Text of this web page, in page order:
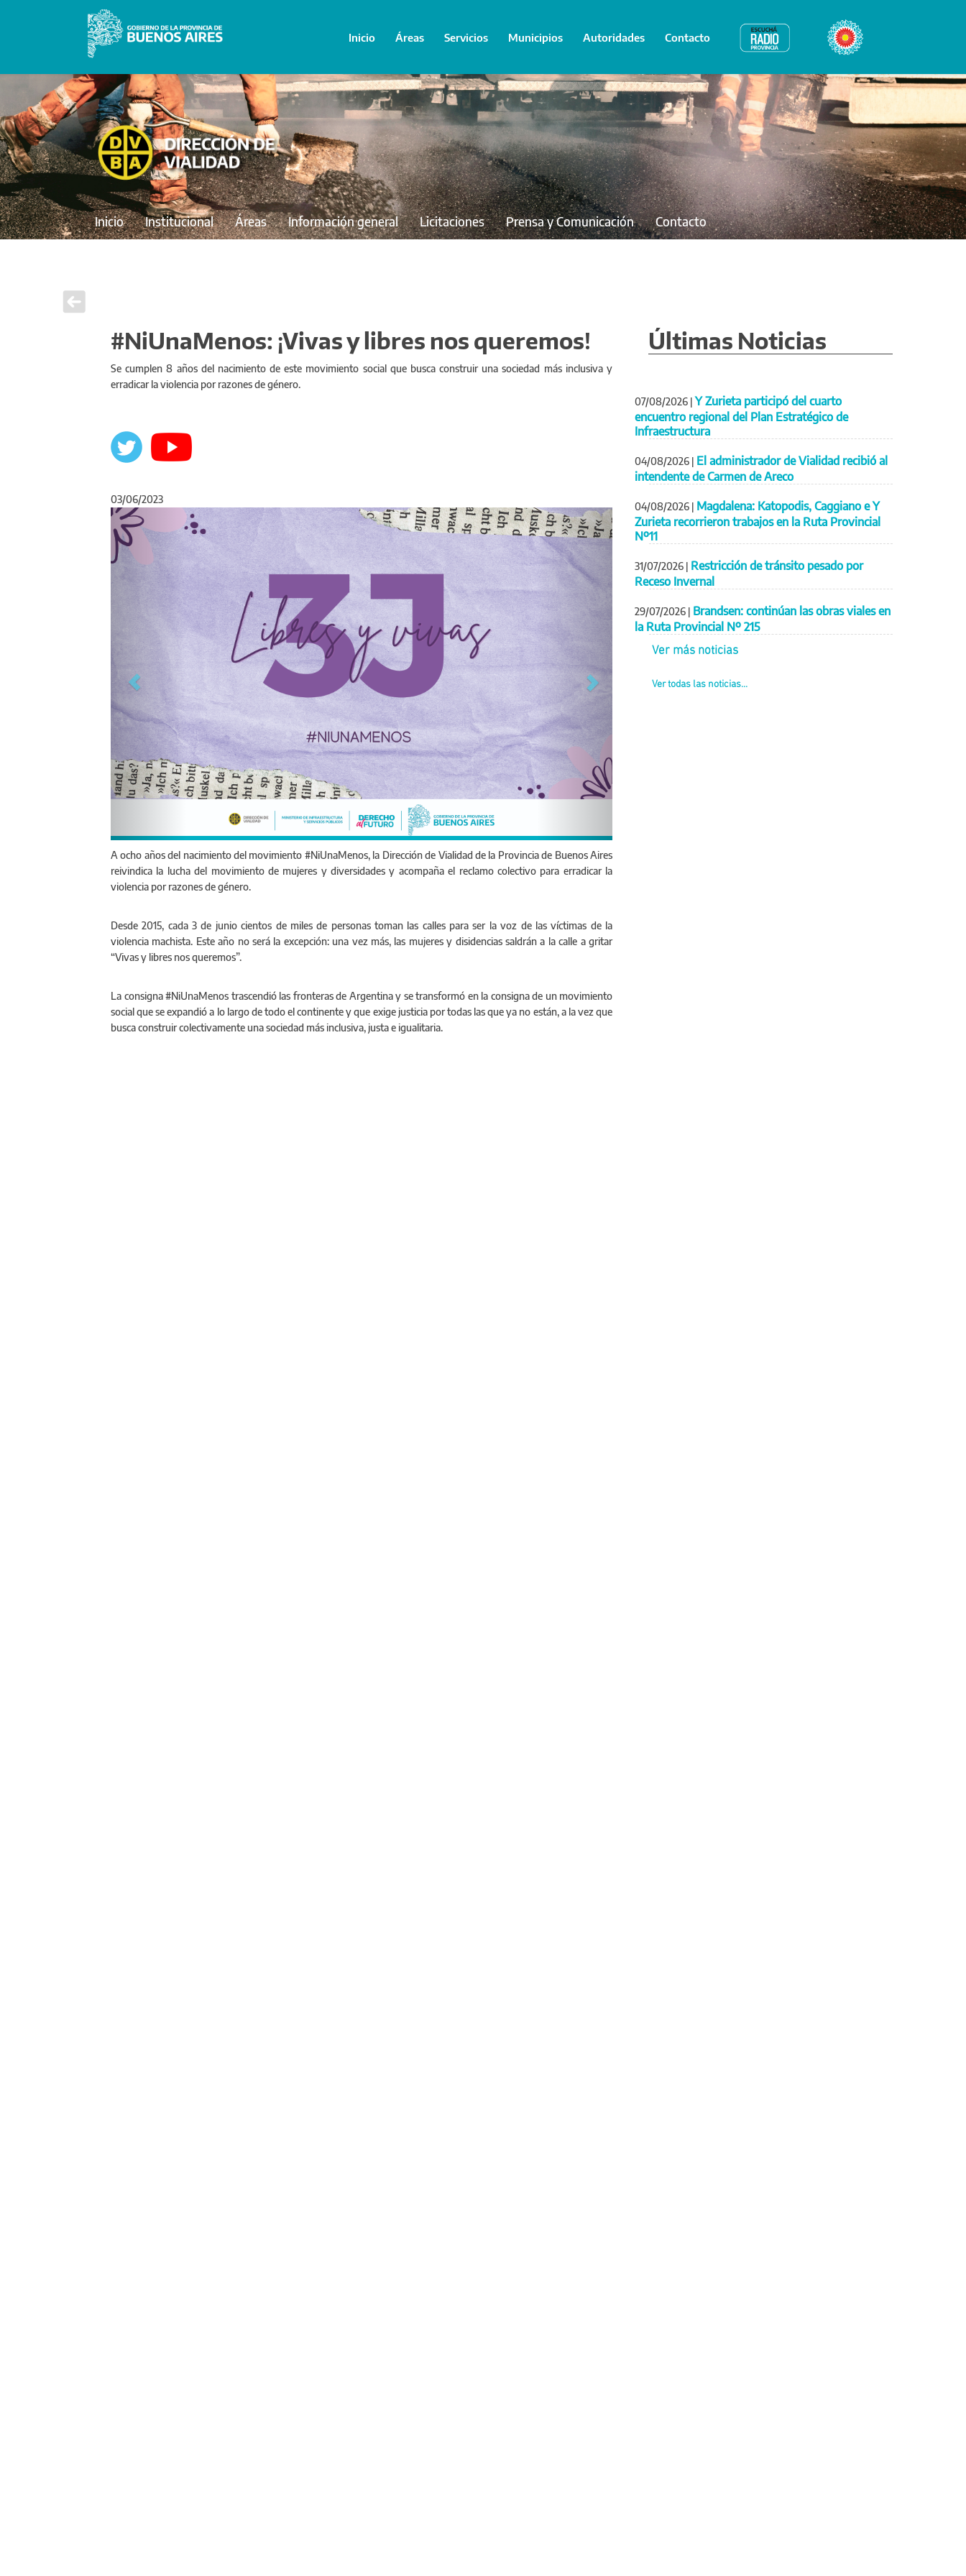
Inicio Áreas Servicios Municipios Autoridades Contacto Radio Provincia Bicentenario
Inicio Institucional Áreas Información general Licitaciones Prensa y Comunicación Contacto
#NiUnaMenos: ¡Vivas y libres nos queremos!
Se cumplen 8 años del nacimiento de este movimiento social que busca construir una sociedad más inclusiva y
erradicar la violencia por razones de género.
03/06/2023
Anterior Siguiente
A ocho años del nacimiento del movimiento #NiUnaMenos, la Dirección de Vialidad de la Provincia de Buenos Aires
reivindica la lucha del movimiento de mujeres y diversidades y acompaña el reclamo colectivo para erradicar la
violencia por razones de género.
Desde 2015, cada 3 de junio cientos de miles de personas toman las calles para ser la voz de las víctimas de la
violencia machista. Este año no será la excepción: una vez más, las mujeres y disidencias saldrán a la calle a gritar
“Vivas y libres nos queremos”.
La consigna #NiUnaMenos trascendió las fronteras de Argentina y se transformó en la consigna de un movimiento
social que se expandió a lo largo de todo el continente y que exige justicia por todas las que ya no están, a la vez que
busca construir colectivamente una sociedad más inclusiva, justa e igualitaria.
Últimas Noticias
07/08/2026 | Y Zurieta participó del cuarto
encuentro regional del Plan Estratégico de
Infraestructura
04/08/2026 | El administrador de Vialidad recibió al
intendente de Carmen de Areco
04/08/2026 | Magdalena: Katopodis, Caggiano e Y
Zurieta recorrieron trabajos en la Ruta Provincial
Nº11
31/07/2026 | Restricción de tránsito pesado por
Receso Invernal
29/07/2026 | Brandsen: continúan las obras viales en
la Ruta Provincial Nº 215
Ver más noticias
Ver todas las noticias...